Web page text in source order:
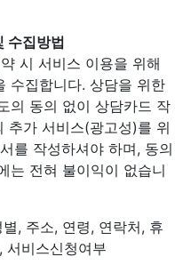
수집방법
시 서비스 이용을 위해
수집합니다. 상담을 위한
의 동의 없이 상담카드 작
추가 서비스(광고성)를 위
를 작성하셔야 하며, 동의
는 전혀 불이익이 없습니
, 주소, 연령, 연락처, 휴
서비스신청여부